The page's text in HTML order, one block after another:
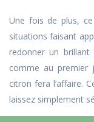
Une fois de plus,
situations faisant
redonner un brillant
comme au premier
citron fera l’affaire.
laissez simplement